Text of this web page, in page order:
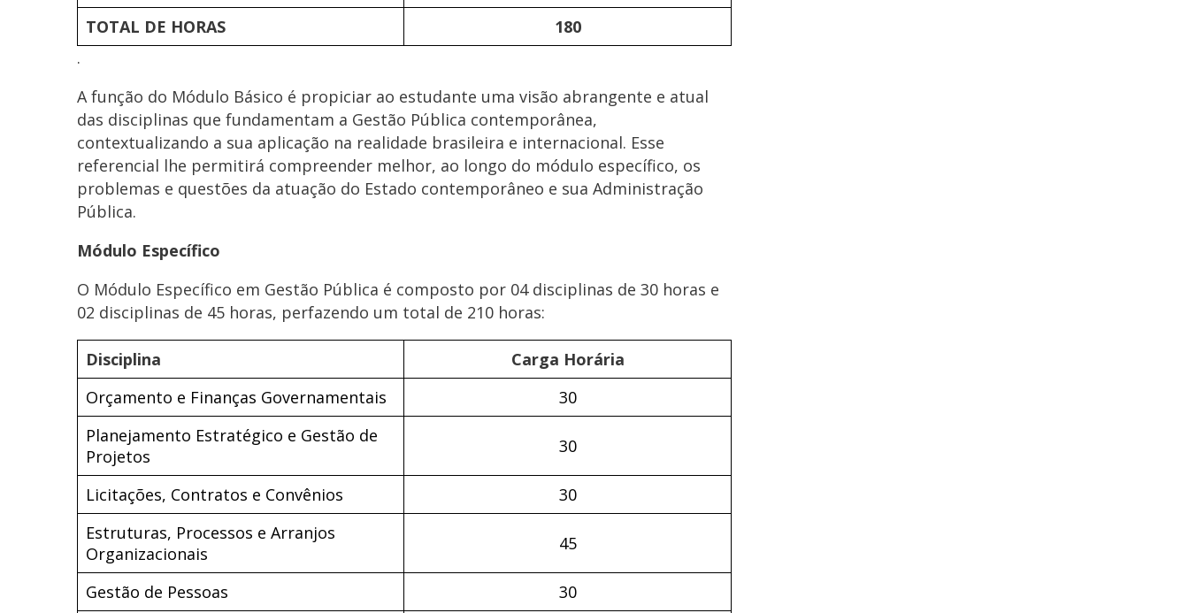
TOTAL DE HORAS
180
.
A função do Módulo Básico é propiciar ao estudante uma visão abrangente e atual
das disciplinas que fundamentam a Gestão Pública contemporânea,
contextualizando a sua aplicação na realidade brasileira e internacional. Esse
referencial lhe permitirá compreender melhor, ao longo do módulo específico, os
problemas e questões da atuação do Estado contemporâneo e sua Administração
Pública.
Módulo Específico
O Módulo Específico em Gestão Pública é composto por 04 disciplinas de 30 horas e
02 disciplinas de 45 horas, perfazendo um total de 210 horas:
Disciplina
Carga Horária
Orçamento e Finanças Governamentais
30
Planejamento Estratégico e Gestão de
Projetos
30
Licitações, Contratos e Convênios
30
Estruturas, Processos e Arranjos
Organizacionais
45
Gestão de Pessoas
30